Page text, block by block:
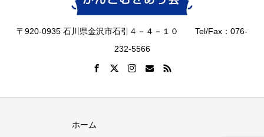
〒920-0935 石川県金沢市石引４－４－１０ Tel/Fax：076-
232-5566
ホーム